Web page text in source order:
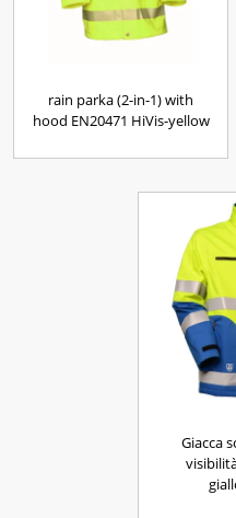
rain parka (2-in-1) with
hood EN20471 HiVis-yellow
Giacca